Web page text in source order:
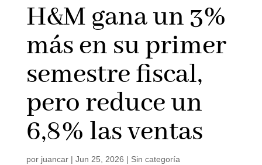
H&M gana un 3%
más en su primer
semestre fiscal,
pero reduce un
6,8% las ventas
por juancar| Jun 25, 2026 | Sin categoría